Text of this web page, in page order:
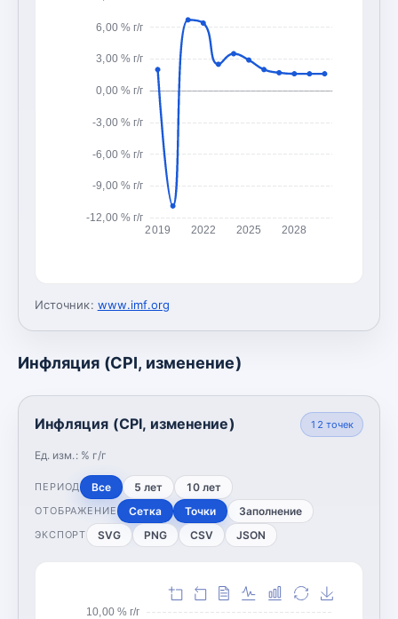
-12,00 % г/г
-9,00 % г/г
-6,00 % г/г
-3,00 % г/г
0,00 % г/г
3,00 % г/г
6,00 % г/г
2019 2022 2025 2028
Источник: www.imf.org
Инфляция (CPI, изменение)
Инфляция (CPI, изменение)
Ед. изм.: % г/г
12 точек
ПЕРИОД Все 5 лет 10 лет
ОТОБРАЖЕНИЕ Сетка Точки Заполнение
ЭКСПОРТ SVG PNG CSV JSON
10,00 % г/г